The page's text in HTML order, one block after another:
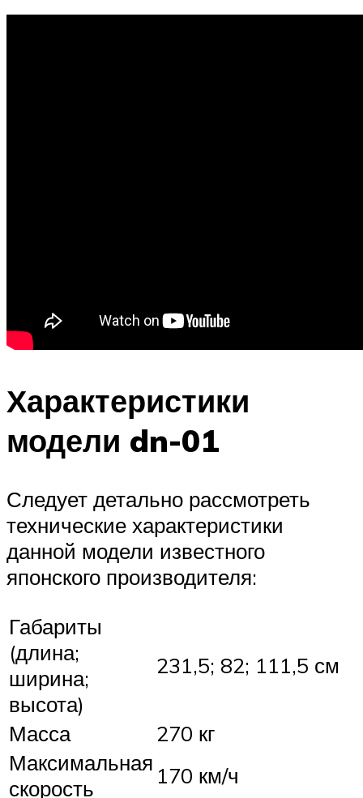
Характеристики
модели dn-01
Следует детально рассмотреть
технические характеристики
данной модели известного
японского производителя:
Габариты
(длина;
ширина;
высота)
231,5; 82; 111,5 см
Масса
270 кг
Максимальная
скорость
170 км/ч